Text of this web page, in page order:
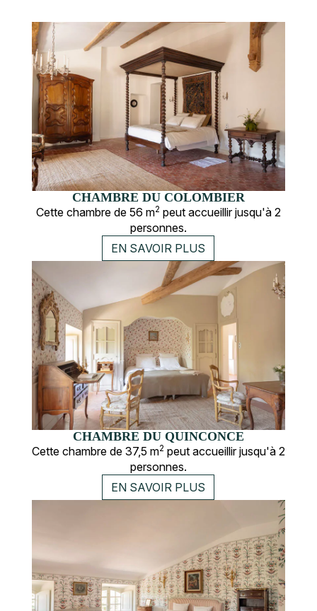
CHAMBRE DU COLOMBIER
Cette chambre de 56 m2 peut accueillir jusqu'à 2
personnes.
EN SAVOIR PLUS
CHAMBRE DU QUINCONCE
Cette chambre de 37,5 m2 peut accueillir jusqu'à 2
personnes.
EN SAVOIR PLUS